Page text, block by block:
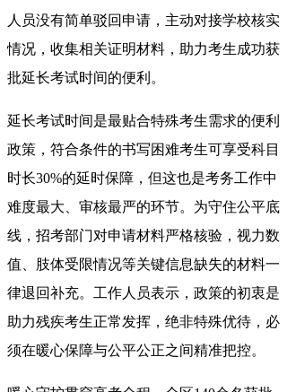
人员没有简单驳回申请，主动对接学校核实
情况，收集相关证明材料，助力考生成功获
批延长考试时间的便利。
延长考试时间是最贴合特殊考生需求的便利
政策，符合条件的书写困难考生可享受科目
时长30%的延时保障，但这也是考务工作中
难度最大、审核最严的环节。为守住公平底
线，招考部门对申请材料严格核验，视力数
值、肢体受限情况等关键信息缺失的材料一
律退回补充。工作人员表示，政策的初衷是
助力残疾考生正常发挥，绝非特殊优待，必
须在暖心保障与公平公正之间精准把控。